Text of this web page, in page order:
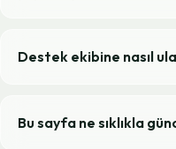
Destek ekibine nasıl
Bu sayfa ne sıklıkla